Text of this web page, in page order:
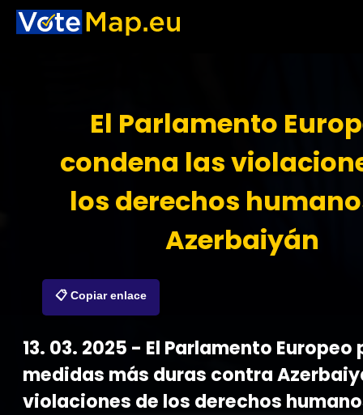
El Parlamento
condena las
los derechos
Azerbaiyán
📋 Copiar enlace
13. 03. 2025 - El Parlamento Europeo
medidas más duras contra
violaciones de los derechos